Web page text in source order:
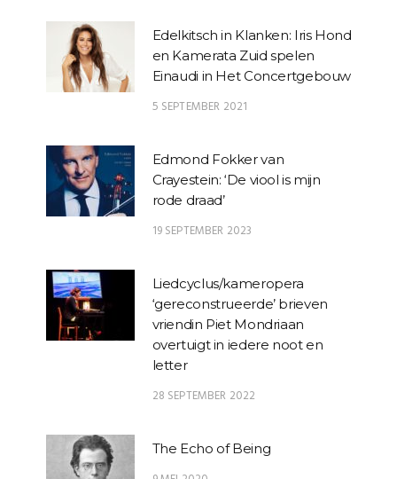
Edelkitsch in Klanken: Iris Hond
en Kamerata Zuid spelen
Einaudi in Het Concertgebouw
5 SEPTEMBER 2021
Edmond Fokker van
Crayestein: ‘De viool is mijn
rode draad’
19 SEPTEMBER 2023
Liedcyclus/kameropera
‘gereconstrueerde’ brieven
vriendin Piet Mondriaan
overtuigt in iedere noot en
letter
28 SEPTEMBER 2022
The Echo of Being